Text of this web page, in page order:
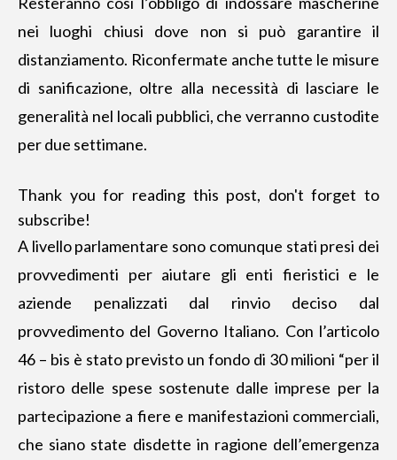
nei luoghi chiusi dove non si può garantire il
distanziamento. Riconfermate anche tutte le misure
di sanificazione, oltre alla necessità di lasciare le
generalità nel locali pubblici, che verranno custodite
per due settimane.
Thank you for reading this post, don't forget to
subscribe!
A livello parlamentare sono comunque stati presi dei
provvedimenti per aiutare gli enti fieristici e le
aziende penalizzati dal rinvio deciso dal
provvedimento del Governo Italiano. Con l’articolo
46 – bis è stato previsto un fondo di 30 milioni “per il
ristoro delle spese sostenute dalle imprese per la
partecipazione a fiere e manifestazioni commerciali,
che siano state disdette in ragione dell’emergenza